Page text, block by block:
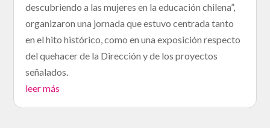
descubriendo a las mujeres en la educación chilena”,
organizaron una jornada que estuvo centrada tanto
en el hito histórico, como en una exposición respecto
del quehacer de la Dirección y de los proyectos
señalados.
leer más